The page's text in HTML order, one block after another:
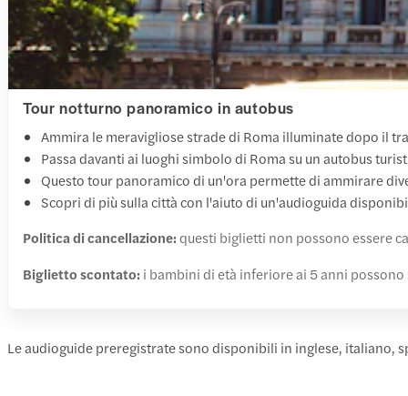
Tour notturno panoramico in autobus
Ammira le meravigliose strade di Roma illuminate dopo il
Passa davanti ai luoghi simbolo di Roma su un autobus
Questo tour panoramico di un'ora permette di ammirare
Scopri di più sulla città con l'aiuto di un'audioguida
Politica di cancellazione:questi biglietti non possono essere
Biglietto scontato: i bambini di età inferiore ai 5 anni
Le audioguide preregistrate sono disponibili in inglese, italiano,